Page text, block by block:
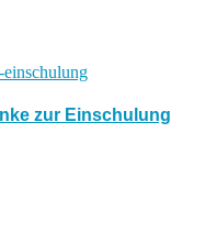
zur Einschulung